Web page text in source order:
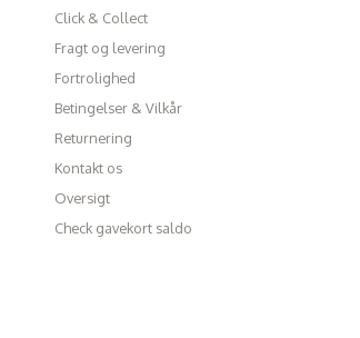
Click & Collect
Fragt og levering
Fortrolighed
Betingelser & Vilkår
Returnering
Kontakt os
Oversigt
Check gavekort saldo